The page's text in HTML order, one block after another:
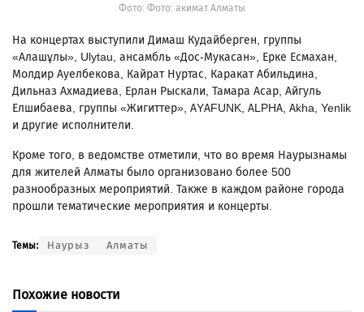
Фото: Фото: акимат Алматы
На концертах выступили Димаш Кудайберген, группы
«Алашұлы», Ulytau, ансамбль «Дос-Мукасан», Ерке Есмахан,
Молдир Ауелбекова, Кайрат Нуртас, Каракат Абильдина,
Дильназ Ахмадиева, Ерлан Рыскали, Тамара Асар, Айгуль
Елшибаева, группы «Жигиттер», AYAFUNK, ALPHA, Akha, Yenlik
и другие исполнители.
Кроме того, в ведомстве отметили, что во время Наурызнамы
для жителей Алматы было организовано более 500
разнообразных мероприятий. Также в каждом районе города
прошли тематические мероприятия и концерты.
Темы: Наурыз Алматы
Похожие новости